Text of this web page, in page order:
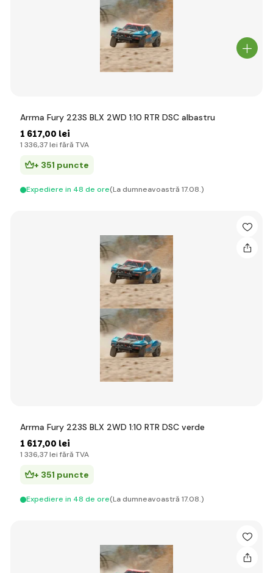
Arrma Fury 223S BLX 2WD 1:10 RTR DSC albastru
1 617,00 lei
1 336,37 lei fără TVA
+ 351 puncte
Expediere in 48 de ore(La dumneavoastră 17.08.)
Arrma Fury 223S BLX 2WD 1:10 RTR DSC verde
1 617,00 lei
1 336,37 lei fără TVA
+ 351 puncte
Expediere in 48 de ore(La dumneavoastră 17.08.)